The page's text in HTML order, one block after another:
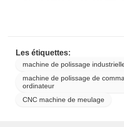
Les étiquettes:
machine de polissage
machine de polissage de
ordinateur
CNC machine de meulage